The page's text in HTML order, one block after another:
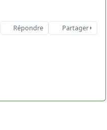
Répondre Partager